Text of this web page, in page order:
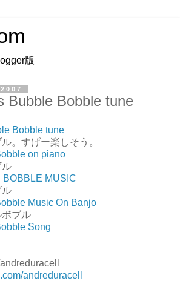
版
Bubble Bobble tune
Bobble tune
。すげー楽しそう。
on piano
ル
MUSIC
ル
Music On Banjo
ブル
Song
andreduracell